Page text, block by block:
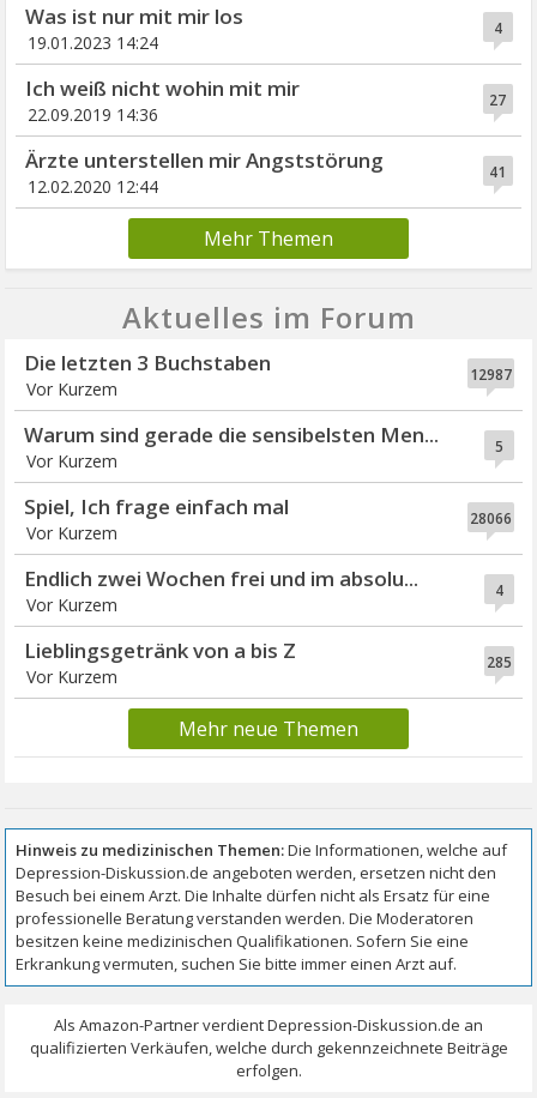
4
Was ist nur mit mir los
19.01.2023 14:24
27
Ich weiß nicht wohin mit mir
22.09.2019 14:36
41
Ärzte unterstellen mir Angststörung
12.02.2020 12:44
Mehr Themen
Aktuelles im Forum
12987
Die letzten 3 Buchstaben
Vor Kurzem
5
Warum sind gerade die sensibelsten Men...
Vor Kurzem
28066
Spiel, Ich frage einfach mal
Vor Kurzem
4
Endlich zwei Wochen frei und im absolu...
Vor Kurzem
285
Lieblingsgetränk von a bis Z
Vor Kurzem
Mehr neue Themen